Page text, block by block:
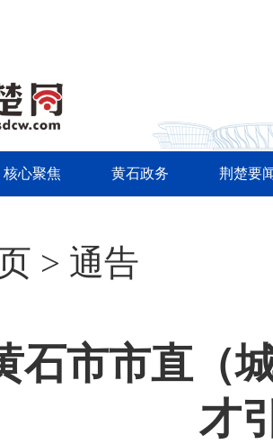
核心聚焦 黄石政务 荆楚要
> 通告
石市市直（
才